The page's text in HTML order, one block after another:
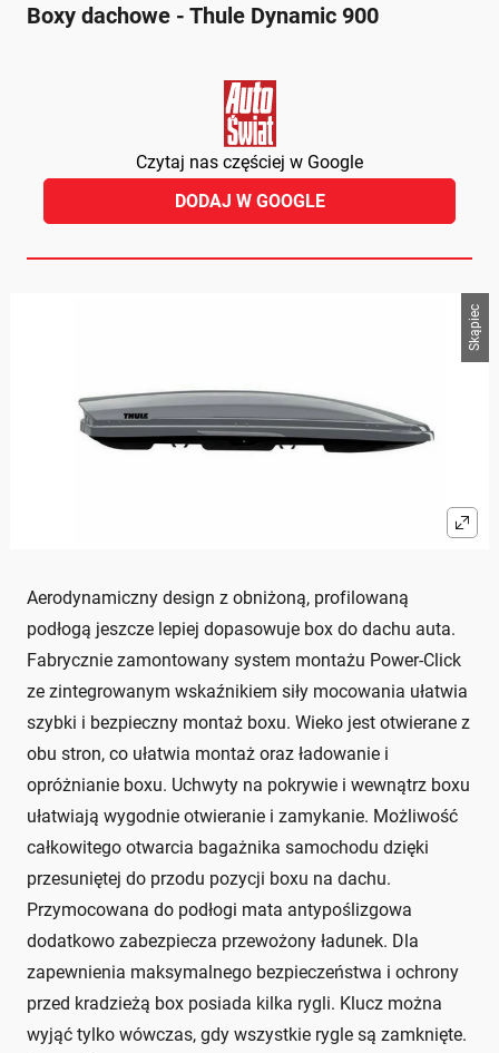
Boxy dachowe - Thule Dynamic 900
Czytaj nas częściej w Google
DODAJ W GOOGLE
Skąpiec
Aerodynamiczny design z obniżoną, profilowaną
podłogą jeszcze lepiej dopasowuje box do dachu auta.
Fabrycznie zamontowany system montażu Power-Click
ze zintegrowanym wskaźnikiem siły mocowania ułatwia
szybki i bezpieczny montaż boxu. Wieko jest otwierane z
obu stron, co ułatwia montaż oraz ładowanie i
opróżnianie boxu. Uchwyty na pokrywie i wewnątrz boxu
ułatwiają wygodnie otwieranie i zamykanie. Możliwość
całkowitego otwarcia bagażnika samochodu dzięki
przesuniętej do przodu pozycji boxu na dachu.
Przymocowana do podłogi mata antypoślizgowa
dodatkowo zabezpiecza przewożony ładunek. Dla
zapewnienia maksymalnego bezpieczeństwa i ochrony
przed kradzieżą box posiada kilka rygli. Klucz można
wyjąć tylko wówczas, gdy wszystkie rygle są zamknięte.